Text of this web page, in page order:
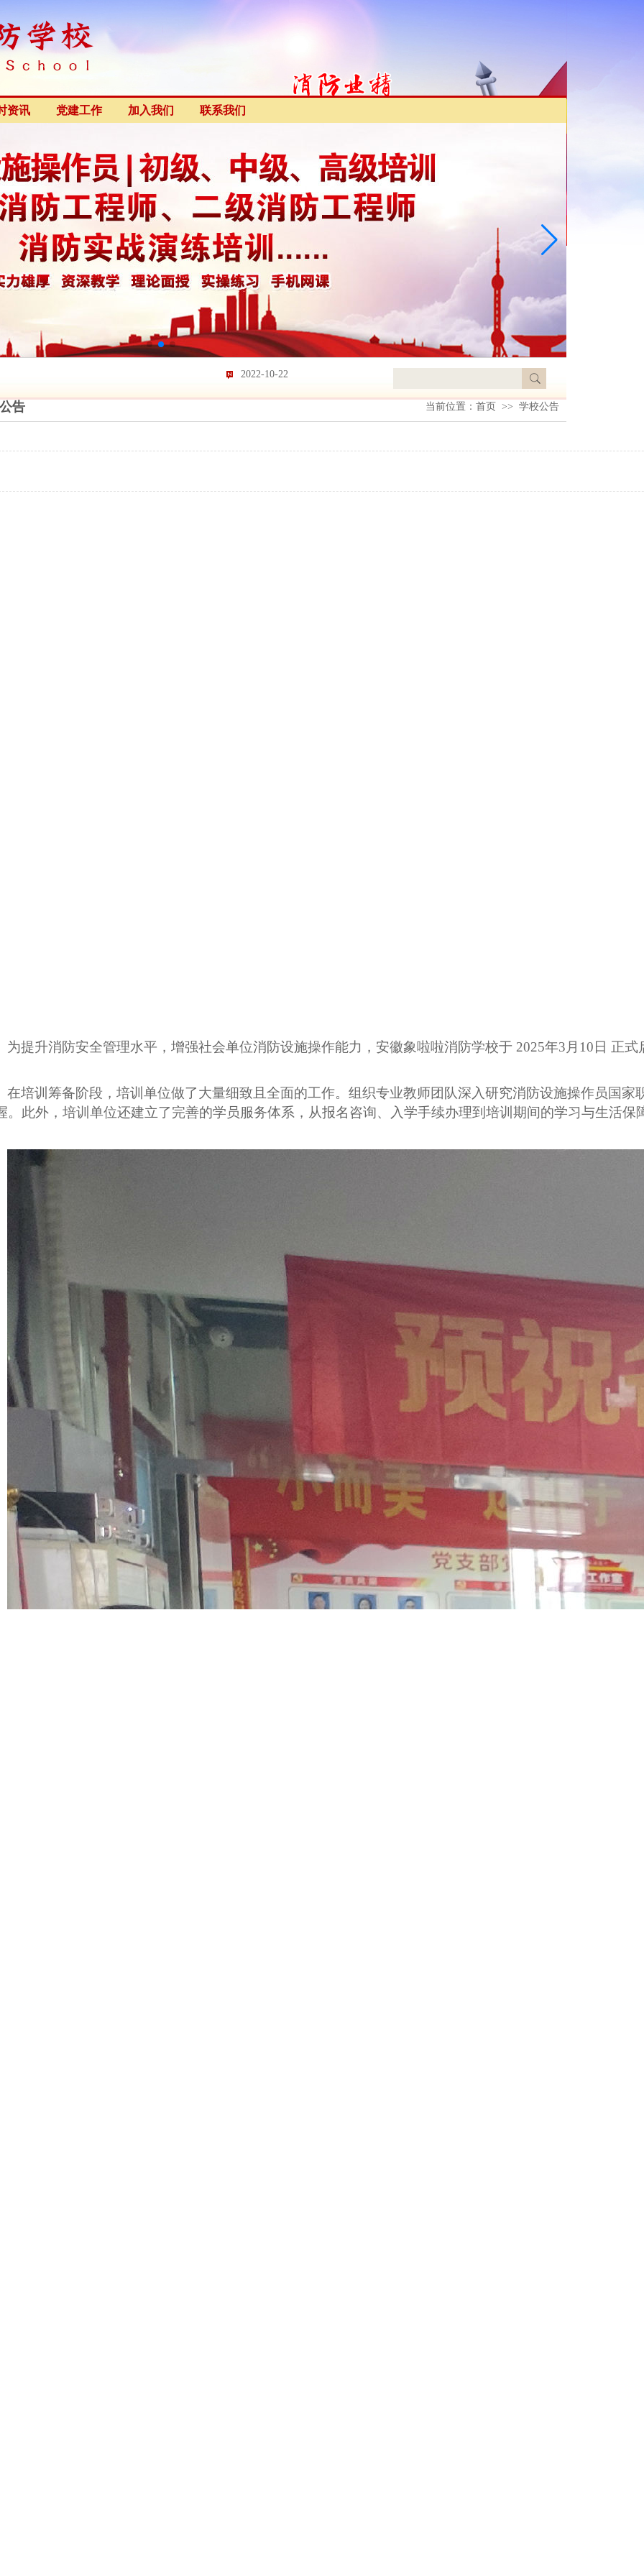
资讯 党建工作 加入我们 联系我们
2022-10-22
2022-11-02
2022-10-22
2022-11-02
告 当前位置： 首页 >> 学校公告
为提升消防安全管理水平，增强社会单位消防设施操作能力，安徽象啦啦消防学校于 2025年3 月 10 日 正式
在培训筹备阶段，培训单位做了大量细致且全面的工作。组织专业教师团队深入研究消防设施操作员国
。此外，培训单位还建立了完善的学员服务体系，从报名咨询、入学手续办理到培训期间的学习与生活